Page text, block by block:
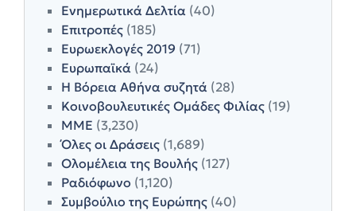
Ενημερωτικά Δελτία (40)
Επιτροπές (185)
Ευρωεκλογές 2019 (71)
Ευρωπαϊκά (24)
Η Βόρεια Αθήνα συζητά (28)
Κοινοβουλευτικές Ομάδες Φιλίας (19)
ΜΜΕ (3,230)
Όλες οι Δράσεις (1,689)
Ολομέλεια της Βουλής (127)
Ραδιόφωνο (1,120)
Συμβούλιο της Ευρώπης (40)